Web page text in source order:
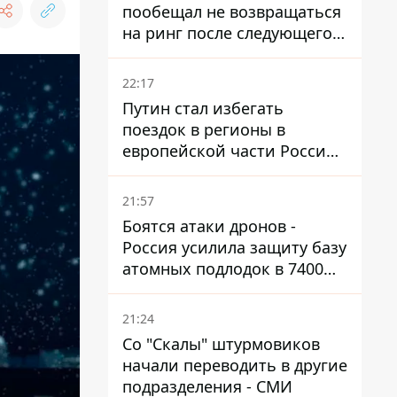
пообещал не возвращаться
на ринг после следующего
боя
22:17
Путин стал избегать
поездок в регионы в
европейской части России,
куда регулярно долетают
дроны
21:57
Боятся атаки дронов -
Россия усилила защиту базу
атомных подлодок в 7400
км от Украины
21:24
Со "Скалы" штурмовиков
начали переводить в другие
подразделения - СМИ